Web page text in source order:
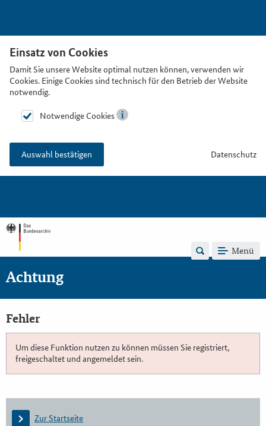
Einsatz von Cookies
Damit Sie unsere Website optimal nutzen können, verwenden wir
Cookies. Einige Cookies sind technisch für den Betrieb der Website
notwendig.
Notwendige Cookies
Auswahl bestätigen Datenschutz
Menü
Achtung
Fehler
Um diese Funktion nutzen zu können müssen Sie registriert,
freigeschaltet und angemeldet sein.
Zur Startseite